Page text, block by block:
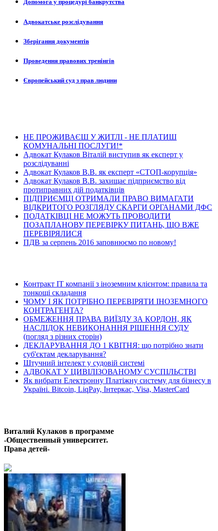
Допомога у процедурі банкрутства
Адвокатське розслідування
Зберігання документів
Проведення правових тренінгів
Європейський суд з прав людини
НЕ ПРОЖИВАЄШ У ЖИТЛІ - НЕ ПЛАТИШ
КОМУНАЛЬНІ ПОСЛУГИ!*
Адвокат Кулаков Віталій виступив як експерт у
розслідуванні
Адвокат Кулаков В.В. як експерт «СТОП-корупція»
Адвокат Кулаков В.В. захищає підприємство від
протиправних дій податківців
ПІДПРИЄМЦІ ОТРИМАЛИ ПРАВО ВИМАГАТИ
ВІДКРИТОГО РОЗГЛЯДУ СКАРГИ ОРГАНАМИ ДФС
ПОДАТКІВЦІ НЕ МОЖУТЬ ПРОВОДИТИ
ПОЗАПЛАНОВУ ПЕРЕВІРКУ ПИТАНЬ, ЩО ВЖЕ
ПЕРЕВІРЯЛИСЯ
ПДВ за серпень 2016 заповнюємо по новому!
Контракт ІТ компанії з іноземним клієнтом: правила та
тонкощі складання
ЧОМУ І ЯК ПОТРІБНО ПЕРЕВІРЯТИ ІНОЗЕМНОГО
КОНТРАГЕНТА?
ОБМЕЖЕННЯ ПРАВА ВИЇЗДУ ЗА КОРДОН, ЯК
НАСЛІДОК НЕВИКОНАННЯ РІШЕННЯ СУДУ
(погляд з різних сторін)
ДЕКЛАРУВАННЯ ДО 1 КВІТНЯ: що потрібно знати
суб'єктам декларування?
Штучний інтелект у судовій системі
АДВОКАТ У ЦИВІЛІЗОВАНОМУ СУСПІЛЬСТВІ
Як вибрати Електронну Платіжну систему для бізнесу в
Україні. Bitcoin, LiqPay, Інтеркас, Visa, MasterCard
Виталий Кулаков в программе
-Общественный университет.
Права детей-